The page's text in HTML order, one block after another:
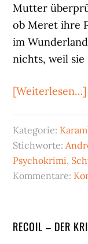
Mutter
ob Meret ihre
im
nichts, weil
[Weiterlesen…]
Kategorie:
Stichworte:
Psychokrimi,
Kommentare:
RECOIL – DER